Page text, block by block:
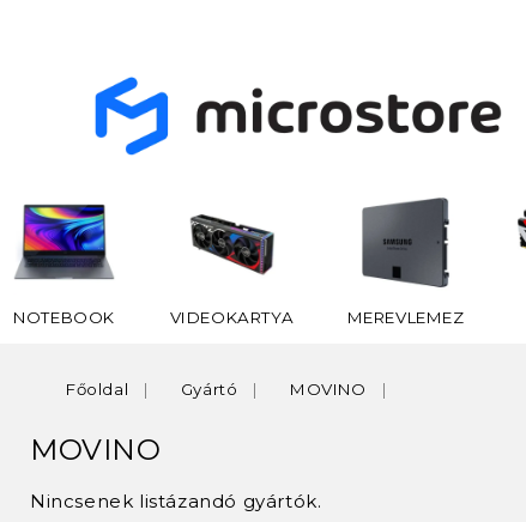
NOTEBOOK VIDEOKARTYA MEREVLEMEZ
Főoldal Gyártó MOVINO
MOVINO
Nincsenek listázandó gyártók.